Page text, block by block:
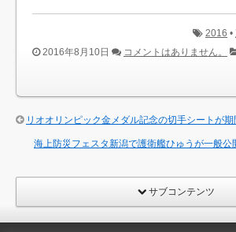
2016 •
2016年8月10日
コメントはありません。
リオオリンピック金メダル記念の切手シートが期
海上防災フェスタ新潟で護衛艦ひゅうが一般公
サブコンテンツ